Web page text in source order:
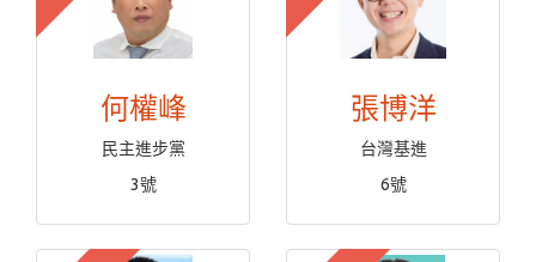
何權峰
民主進步黨
3號
張博洋
台灣基進
6號